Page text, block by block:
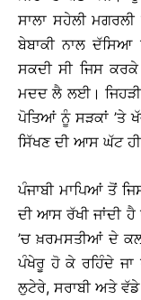
ਸਾਲਾ ਸਹੇਲੀ ਮਗਰਲੀ
ਬੇਬਾਕੀ ਨਾਲ
ਸਕਦੀ ਸੀ ਜਿਸ
ਮਦਦ ਲੈ ਲਈ। ਜਿਹੜੀ
ਪੋਤਿਆਂ ਨੂੰ ਸੜਕਾਂ ’ਤੇ
ਸਿੱਖਣ ਦੀ ਆਸ ਘੱਟ
ਪੰਜਾਬੀ ਮਾਪਿਆਂ ਤੋਂ
ਦੀ ਆਸ ਰੱਖੀ ਜਾਂਦੀ ਹੈ
’ਚ ਖ਼ਰਮਸਤੀਆਂ ਦੇ
ਪੰਖੇਰੂ ਹੋ ਕੇ ਰਹਿੰਦੇ
ਲੁਟੇਰੇ, ਸਰਾਬੀ ਅਤੇ